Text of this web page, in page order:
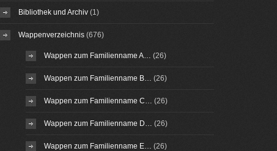
Bibliothek und Archiv(1)
Wappenverzeichnis(676)
Wappen zum Familienname A… (26)
Wappen zum Familienname B… (26)
Wappen zum Familienname C… (26)
Wappen zum Familienname D… (26)
Wappen zum Familienname E… (26)